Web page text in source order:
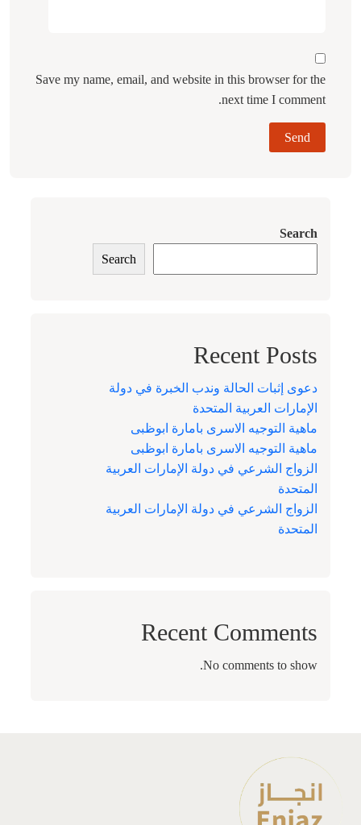
Save my name, email, and website in this browser for the
next time I comment.
Search
Search
Recent Posts
دعوى إثبات الحالة وندب الخبرة في دولة
الإمارات العربية المتحدة
ماهية التوجيه الاسرى بامارة ابوظبى
ماهية التوجيه الاسرى بامارة ابوظبى
الزواج الشرعي في دولة الإمارات العربية
المتحدة
الزواج الشرعي في دولة الإمارات العربية
المتحدة
Recent Comments
No comments to show.